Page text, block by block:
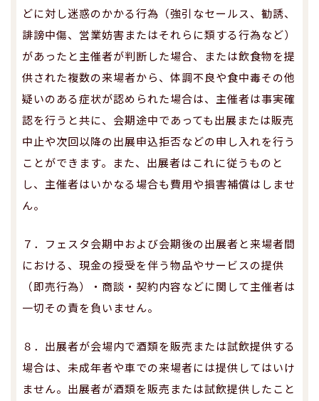
どに対し迷惑のかかる行為（強引なセールス、勧誘、
誹謗中傷、営業妨害またはそれらに類する行為など）
があったと主催者が判断した場合、または飲食物を提
供された複数の来場者から、体調不良や食中毒その他
疑いのある症状が認められた場合は、主催者は事実確
認を行うと共に、会期途中であっても出展または販売
中止や次回以降の出展申込拒否などの申し入れを行う
ことができます。また、出展者はこれに従うものと
し、主催者はいかなる場合も費用や損害補償はしませ
ん。
７．フェスタ会期中および会期後の出展者と来場者間
における、現金の授受を伴う物品やサービスの提供
（即売行為）・商談・契約内容などに関して主催者は
一切その責を負いません。
８．出展者が会場内で酒類を販売または試飲提供する
場合は、未成年者や車での来場者には提供してはいけ
ません。出展者が酒類を販売または試飲提供したこと